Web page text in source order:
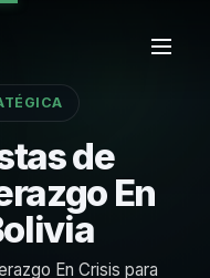
de
En
En Crisis para